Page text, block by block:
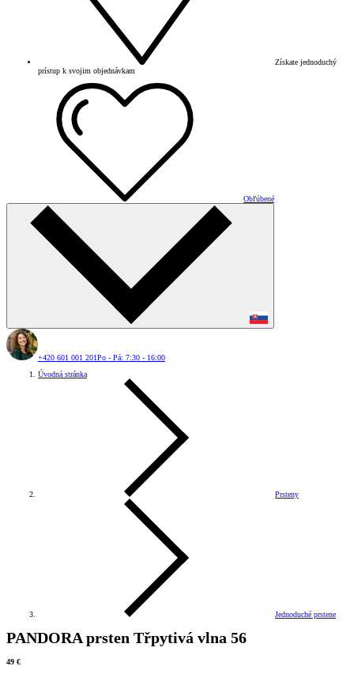
Získate jednoduchý
prístup k svojim objednávkam
Obľúbené
+420 601 001 201Po - Pá: 7:30 - 16:00
Úvodná stránka
Prsteny
Jednoduché prstene
PANDORA prsten Třpytivá vlna 56
49 €